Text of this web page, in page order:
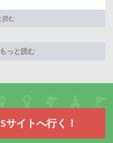
読む
っと読む
サイトへ行く！